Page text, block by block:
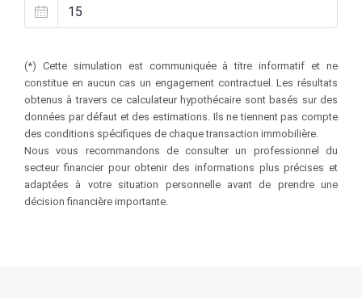
(*) Cette simulation est communiquée à titre informatif et ne
constitue en aucun cas un engagement contractuel. Les résultats
obtenus à travers ce calculateur hypothécaire sont basés sur des
données par défaut et des estimations. Ils ne tiennent pas compte
des conditions spécifiques de chaque transaction immobilière.
Nous vous recommandons de consulter un professionnel du
secteur financier pour obtenir des informations plus précises et
adaptées à votre situation personnelle avant de prendre une
décision financière importante.